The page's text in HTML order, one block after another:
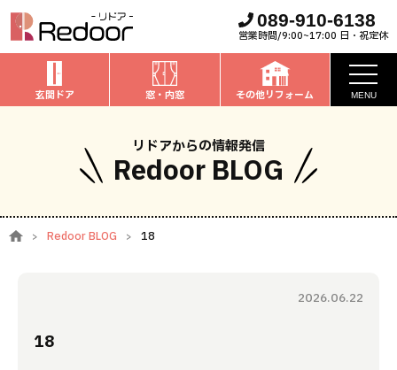
089-910-6138
営業時間/9:00~17:00 日・祝定休
玄関ドア 窓・内窓 その他リフォーム MENU
私たちについて
取扱商品
お家全般
お客様の声
リドアからの情報発信
Redoor BLOG
Redoor BLOG 18
2026.06.22
18